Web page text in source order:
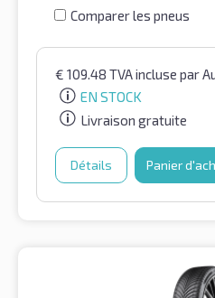
Comparer les pneus
€ 109.48 TVA incluse par
EN STOCK
Livraison gratuite
Détails Panier